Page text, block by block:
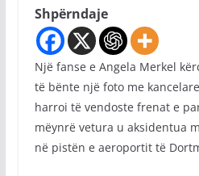
Shpërndaje
Një fanse e Angela Merkel
të bënte një foto me
harroi të vendoste frenat e
mëynrë vetura u aksidentua
në pistën e aeroportit të